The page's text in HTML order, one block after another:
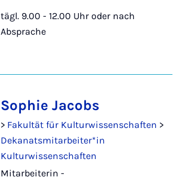
tägl. 9.00 - 12.00 Uhr oder nach
Absprache
Sophie Jacobs
> Fakultät für Kulturwissenschaften >
Dekanatsmitarbeiter*in
Kulturwissenschaften
Mitarbeiterin -